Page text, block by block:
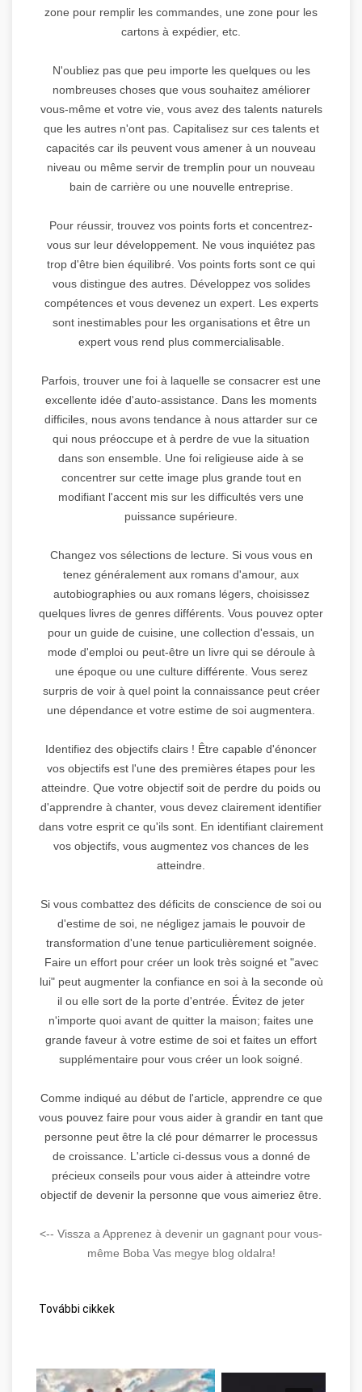
zone pour remplir les commandes, une zone pour les
cartons à expédier, etc.
N'oubliez pas que peu importe les quelques ou les
nombreuses choses que vous souhaitez améliorer
vous-même et votre vie, vous avez des talents naturels
que les autres n'ont pas. Capitalisez sur ces talents et
capacités car ils peuvent vous amener à un nouveau
niveau ou même servir de tremplin pour un nouveau
bain de carrière ou une nouvelle entreprise.
Pour réussir, trouvez vos points forts et concentrez-
vous sur leur développement. Ne vous inquiétez pas
trop d'être bien équilibré. Vos points forts sont ce qui
vous distingue des autres. Développez vos solides
compétences et vous devenez un expert. Les experts
sont inestimables pour les organisations et être un
expert vous rend plus commercialisable.
Parfois, trouver une foi à laquelle se consacrer est une
excellente idée d'auto-assistance. Dans les moments
difficiles, nous avons tendance à nous attarder sur ce
qui nous préoccupe et à perdre de vue la situation
dans son ensemble. Une foi religieuse aide à se
concentrer sur cette image plus grande tout en
modifiant l'accent mis sur les difficultés vers une
puissance supérieure.
Changez vos sélections de lecture. Si vous vous en
tenez généralement aux romans d'amour, aux
autobiographies ou aux romans légers, choisissez
quelques livres de genres différents. Vous pouvez opter
pour un guide de cuisine, une collection d'essais, un
mode d'emploi ou peut-être un livre qui se déroule à
une époque ou une culture différente. Vous serez
surpris de voir à quel point la connaissance peut créer
une dépendance et votre estime de soi augmentera.
Identifiez des objectifs clairs ! Être capable d'énoncer
vos objectifs est l'une des premières étapes pour les
atteindre. Que votre objectif soit de perdre du poids ou
d'apprendre à chanter, vous devez clairement identifier
dans votre esprit ce qu'ils sont. En identifiant clairement
vos objectifs, vous augmentez vos chances de les
atteindre.
Si vous combattez des déficits de conscience de soi ou
d'estime de soi, ne négligez jamais le pouvoir de
transformation d'une tenue particulièrement soignée.
Faire un effort pour créer un look très soigné et "avec
lui" peut augmenter la confiance en soi à la seconde où
il ou elle sort de la porte d'entrée. Évitez de jeter
n'importe quoi avant de quitter la maison; faites une
grande faveur à votre estime de soi et faites un effort
supplémentaire pour vous créer un look soigné.
Comme indiqué au début de l'article, apprendre ce que
vous pouvez faire pour vous aider à grandir en tant que
personne peut être la clé pour démarrer le processus
de croissance. L'article ci-dessus vous a donné de
précieux conseils pour vous aider à atteindre votre
objectif de devenir la personne que vous aimeriez être.
<-- Vissza a Apprenez à devenir un gagnant pour vous-
même Boba Vas megye blog oldalra!
További cikkek